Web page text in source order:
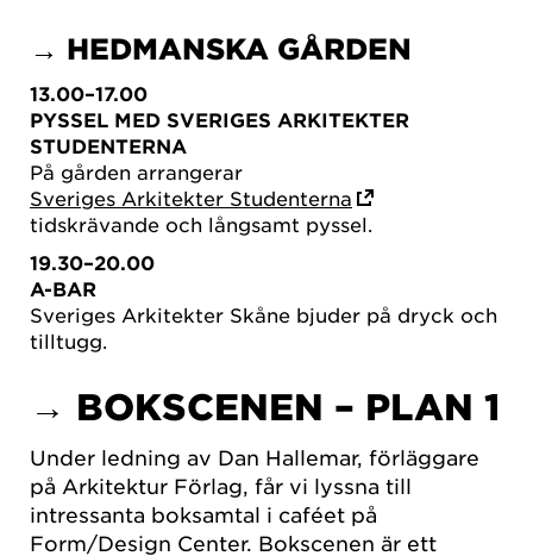
→ HEDMANSKA GÅRDEN
13.00–17.00
PYSSEL MED SVERIGES ARKITEKTER
STUDENTERNA
På gården arrangerar
Sveriges Arkitekter Studenterna
tidskrävande och långsamt pyssel.
19.30–20.00
A-BAR
Sveriges Arkitekter Skåne bjuder på dryck och
tilltugg.
→ BOKSCENEN – PLAN 1
Under ledning av Dan Hallemar, förläggare
på Arkitektur Förlag, får vi lyssna till
intressanta boksamtal i caféet på
Form/Design Center. Bokscenen är ett